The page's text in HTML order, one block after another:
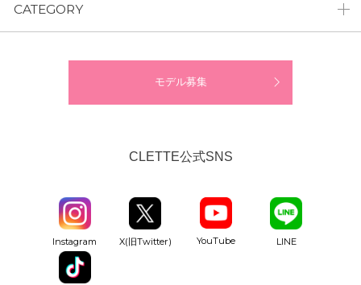
CATEGORY
モデル募集
CLETTE公式SNS
Instagram X(旧Twitter) YouTube LINE